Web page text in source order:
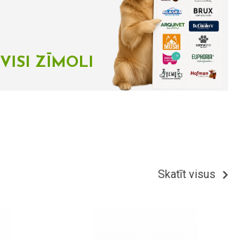
VISI ZĪMOLI
Skatīt visus